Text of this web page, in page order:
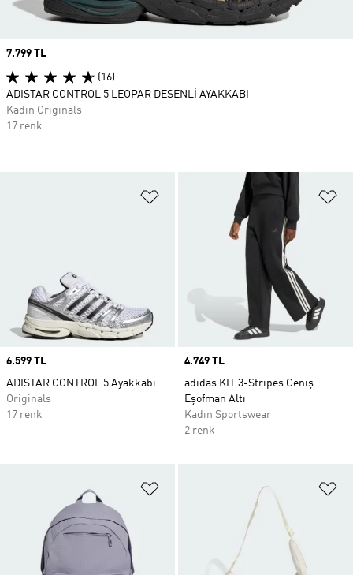
Favori Listesine Ekle
Price
6.599 TL
ADISTAR CONTROL 5 Ayakkabı
Originals
17 renk
Price
4.749 TL
adidas KIT 3-Stripes Geniş
Eşofman Altı
Kadın Sportswear
2 renk
Favori Listesine Ekle
Price
7.799 TL
(16)
ADISTAR CONTROL 5 LEOPAR DESENLİ AYAKKABI
Kadın Originals
17 renk